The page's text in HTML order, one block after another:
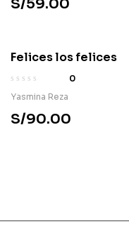
S/59.00
Felices los felices
0
Yasmina Reza
S/90.00